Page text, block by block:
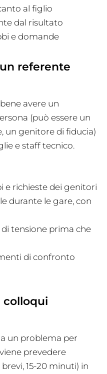
al figlio
dal risultato
e domande
referente
avere un
(può essere un
un genitore di fiducia)
e staff tecnico.
e richieste dei genitori
durante le gare, con
tensione prima che
di confronto
colloqui
un problema per
prevedere
brevi, 15-20 minuti) in